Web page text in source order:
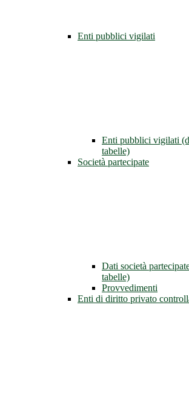
Enti pubblici vigilati
Enti pubblici vigilati
tabelle)
Società partecipate
Dati società
tabelle)
Provvedimenti
Enti di diritto privato